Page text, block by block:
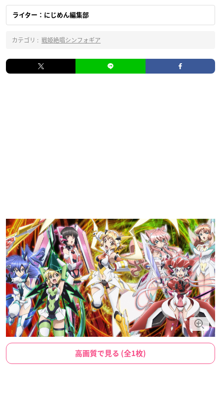
ライター：にじめん編集部
カテゴリ : 戦姫絶唱シンフォギア
高画質で見る (全1枚)